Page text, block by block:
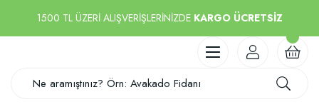
1500 TL ÜZERİ ALIŞVERİŞLERİNİZDE KARGO ÜCRETSİZ